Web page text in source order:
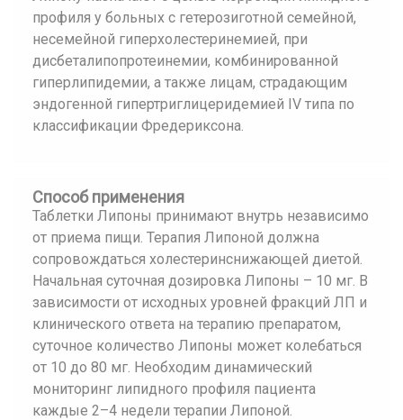
профиля у больных с гетерозиготной семейной,
несемейной гиперхолестеринемией, при
дисбеталипопротеинемии, комбинированной
гиперлипидемии, а также лицам, страдающим
эндогенной гипертриглицеридемией IV типа по
классификации Фредериксона.
Способ применения
Таблетки Липоны принимают внутрь независимо
от приема пищи. Терапия Липоной должна
сопровождаться холестеринснижающей диетой.
Начальная суточная дозировка Липоны – 10 мг. В
зависимости от исходных уровней фракций ЛП и
клинического ответа на терапию препаратом,
суточное количество Липоны может колебаться
от 10 до 80 мг. Необходим динамический
мониторинг липидного профиля пациента
каждые 2–4 недели терапии Липоной.